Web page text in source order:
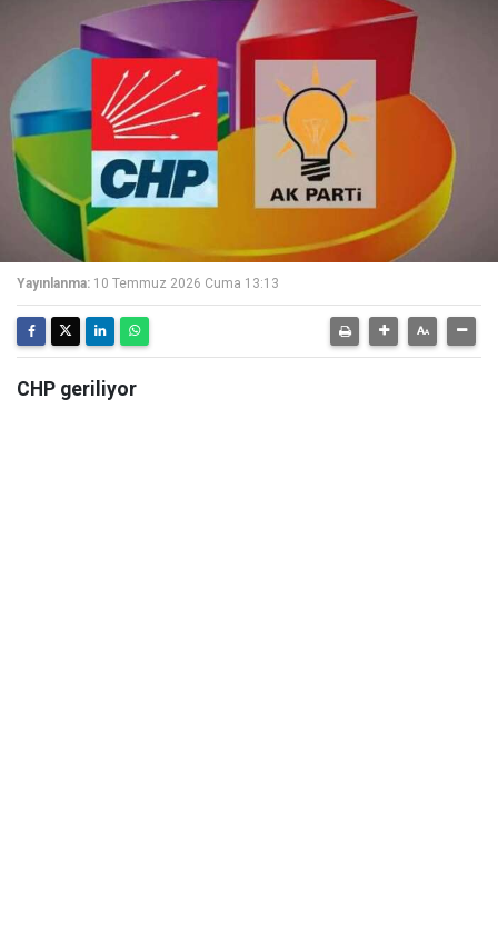
Yayınlanma: 10 Temmuz 2026 Cuma 13:13
CHP geriliyor